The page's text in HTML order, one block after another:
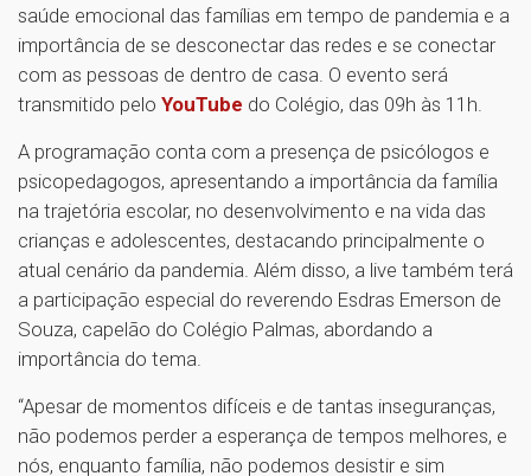
saúde emocional das famílias em tempo de pandemia e a
importância de se desconectar das redes e se conectar
com as pessoas de dentro de casa. O evento será
transmitido pelo YouTube do Colégio, das 09h às 11h.
A programação conta com a presença de psicólogos e
psicopedagogos, apresentando a importância da família
na trajetória escolar, no desenvolvimento e na vida das
crianças e adolescentes, destacando principalmente o
atual cenário da pandemia. Além disso, a live também terá
a participação especial do reverendo Esdras Emerson de
Souza, capelão do Colégio Palmas, abordando a
importância do tema.
“Apesar de momentos difíceis e de tantas inseguranças,
não podemos perder a esperança de tempos melhores, e
nós, enquanto família, não podemos desistir e sim